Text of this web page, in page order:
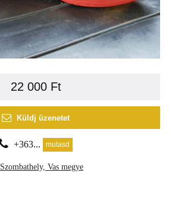
22 000 Ft
Küldj üzenetet
+363... mutasd
Szombathely, Vas megye